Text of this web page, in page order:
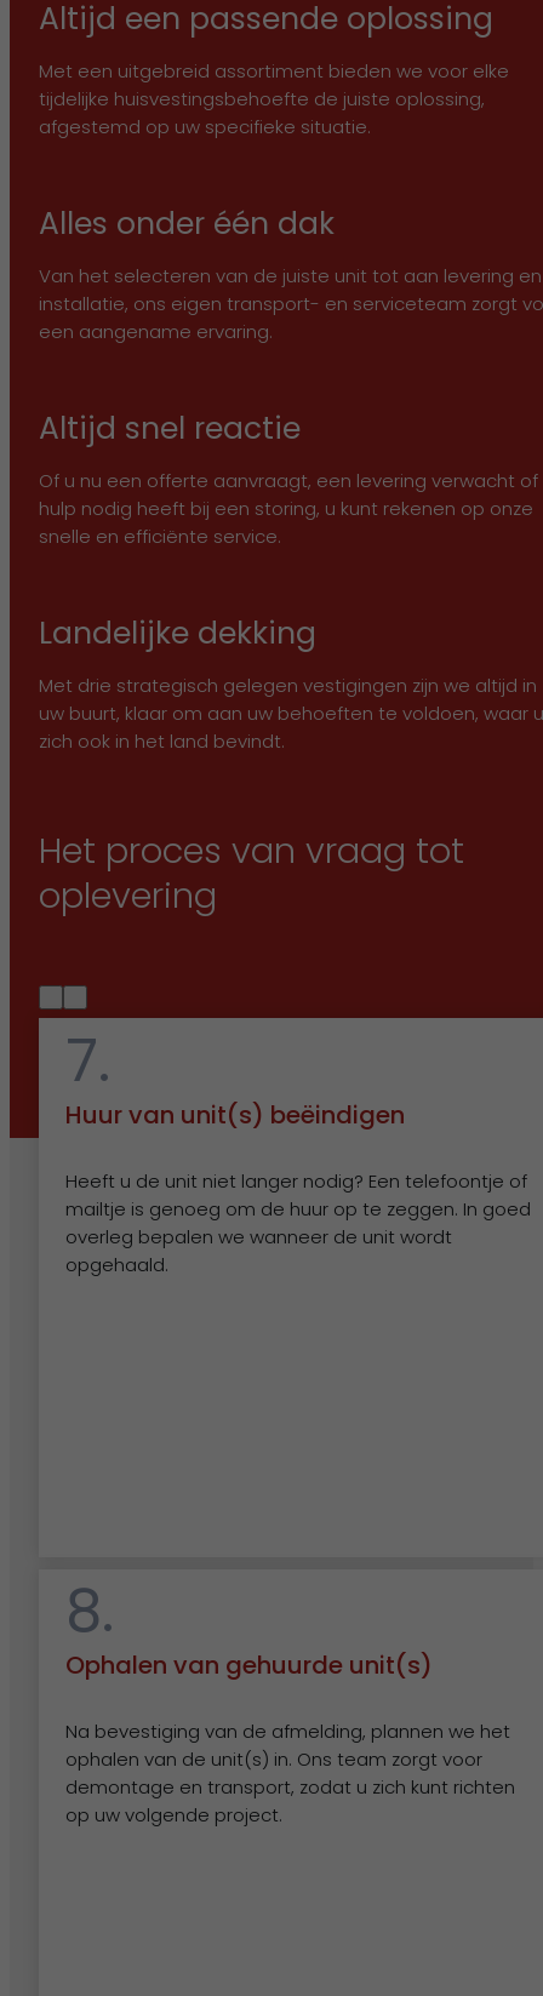
Altijd een passende oplossing
Met een uitgebreid assortiment bieden we voor elke
tijdelijke huisvestingsbehoefte de juiste oplossing,
afgestemd op uw specifieke situatie.
Alles onder één dak
Van het selecteren van de juiste unit tot aan levering en
installatie, ons eigen transport- en serviceteam zorgt
een aangename ervaring.
Altijd snel reactie
Of u nu een offerte aanvraagt, een levering verwacht of
hulp nodig heeft bij een storing, u kunt rekenen op onze
snelle en efficiënte service.
Landelijke dekking
Met drie strategisch gelegen vestigingen zijn we altijd in
uw buurt, klaar om aan uw behoeften te voldoen, waar u
zich ook in het land bevindt.
Het proces van vraag tot
oplevering
7.
Huur van unit(s) beëindigen
Heeft u de unit niet langer nodig? Een telefoontje of
mailtje is genoeg om de huur op te zeggen. In goed
overleg bepalen we wanneer de unit wordt
opgehaald.
8.
Ophalen van gehuurde unit(s)
Na bevestiging van de afmelding, plannen we het
ophalen van de unit(s) in. Ons team zorgt voor
demontage en transport, zodat u zich kunt richten
op uw volgende project.
Veelgestelde vragen
Welke vergunning moet ik aanvragen voor het